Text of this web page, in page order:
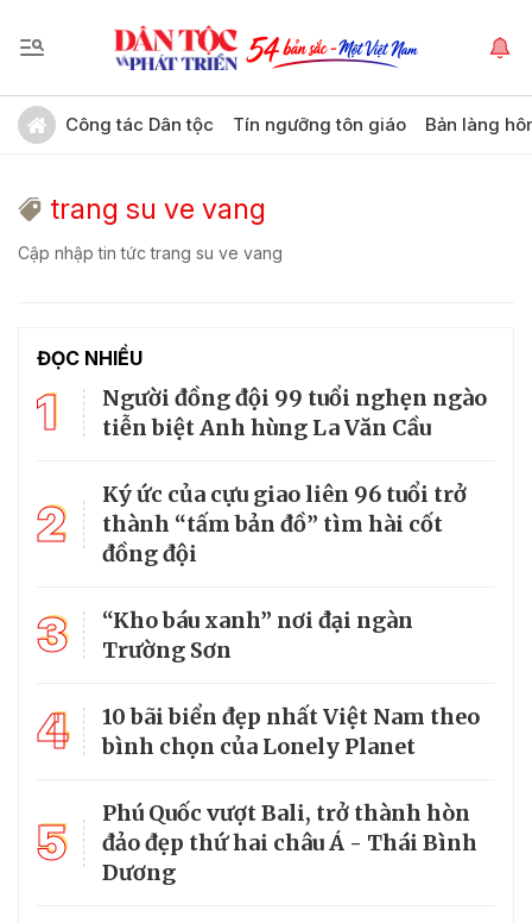
Công tác Dân tộc Tín ngưỡng tôn giáo Bản làng
trang su ve vang
Cập nhập tin tức trang su ve vang
ĐỌC NHIỀU
1
Người đồng đội 99 tuổi nghẹn ngào
tiễn biệt Anh hùng La Văn Cầu
2
Ký ức của cựu giao liên 96 tuổi trở
thành “tấm bản đồ” tìm hài cốt
đồng đội
3
“Kho báu xanh” nơi đại ngàn
Trường Sơn
4
10 bãi biển đẹp nhất Việt Nam theo
bình chọn của Lonely Planet
5
Phú Quốc vượt Bali, trở thành hòn
đảo đẹp thứ hai châu Á - Thái Bình
Dương